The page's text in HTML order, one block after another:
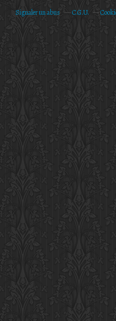
Signaler un abus
C.G.U.